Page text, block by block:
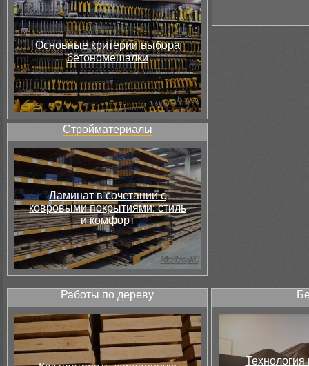
Основные критерии выбора
бетономешалки
Стройматериалы
Ламинат в сочетании с
ковровыми покрытиями: стиль
и комфорт
Работы по дереву
Технология